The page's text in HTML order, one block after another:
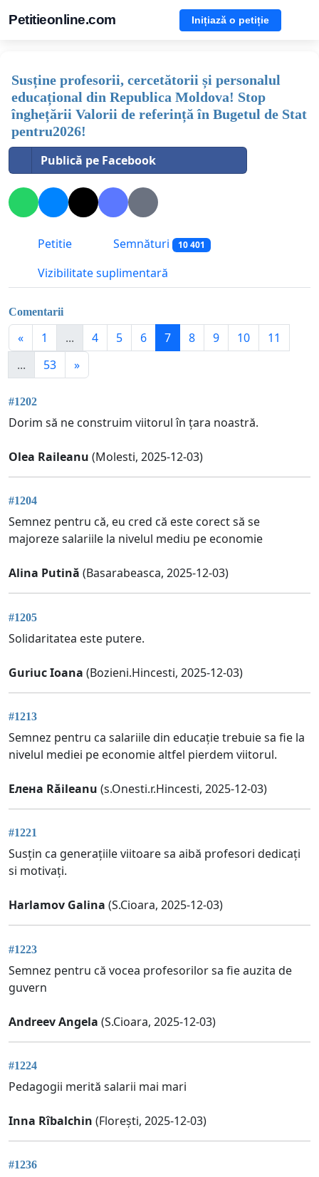
Petitieonline.com Inițiază o petiție
Susține profesorii, cercetătorii și personalul
educațional din Republica Moldova! Stop
înghețării Valorii de referință în Bugetul de Stat
pentru2026!
Publică pe Facebook
Petitie Semnături 10 401
Vizibilitate suplimentară
Comentarii
« 1 ... 4 5 6 7 8 9 10
11
...
53 »
#1202
Dorim să ne construim viitorul în țara noastră.
Olea Raileanu (Molesti, 2025-12-03)
#1204
Semnez pentru că, eu cred că este corect să se
majoreze salariile la nivelul mediu pe economie
Alina Putină (Basarabeasca, 2025-12-03)
#1205
Solidaritatea este putere.
Guriuc Ioana (Bozieni.Hincesti, 2025-12-03)
#1213
Semnez pentru ca salariile din educație trebuie sa fie la
nivelul mediei pe economie altfel pierdem viitorul.
Елена Răileanu (s.Onesti.r.Hincesti, 2025-12-03)
#1221
Susțin ca generațiile viitoare sa aibă profesori dedicați
si motivați.
Harlamov Galina (S.Cioara, 2025-12-03)
#1223
Semnez pentru că vocea profesorilor sa fie auzita de
guvern
Andreev Angela (S.Cioara, 2025-12-03)
#1224
Pedagogii merită salarii mai mari
Inna Rîbalchin (Florești, 2025-12-03)
#1236